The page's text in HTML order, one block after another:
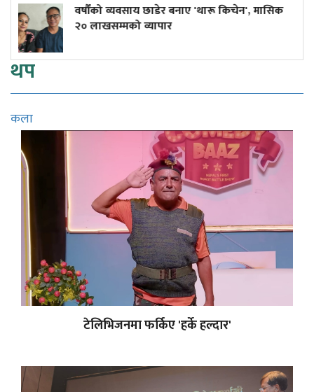
व्यवसाय छाडेर बनाए 'थारू किचेन', मासिक
व्यापार
कांग्रेस
थप
कला
टेलिभिजनमा फर्किए 'हर्के हल्दार'